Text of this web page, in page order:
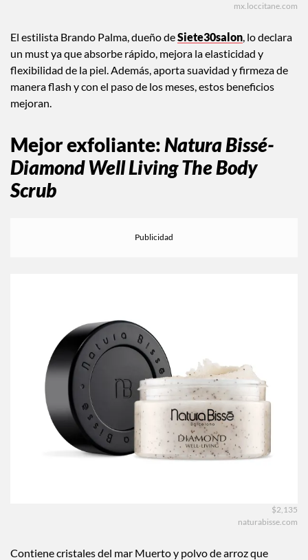
mx.loccitane.com
El estilista Brando Palma, dueño deSiete30salon, lo declara
un must ya que absorbe rápido, mejora la elasticidad y
flexibilidad de la piel. Además, aporta suavidad y firmeza de
manera flash y con el paso de los meses, estos beneficios
mejoran.
Mejor exfoliante:Natura Bissé-
Diamond Well Living The Body
Scrub
$2,135
naturabisse.com
Contiene cristales del mar Muerto y polvo de arroz que